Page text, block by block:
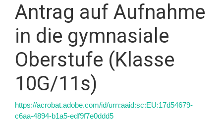
Antrag auf Aufnahme
in die gymnasiale
Oberstufe (Klasse
10G/11s)
https://acrobat.adobe.com/id/urn:aaid:sc:EU:17d54679-
c6aa-4894-b1a5-edf9f7e0ddd5